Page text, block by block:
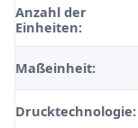
Anzahl der
Einheiten:
Maßeinheit:
Drucktechnologie: